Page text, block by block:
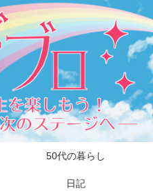
50代の暮らし
日記